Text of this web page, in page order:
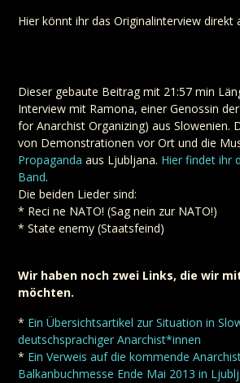
Hier könnt ihr das Originalinterview direkt
Dieser gebaute Beitrag mit 21:57 min
Interview mit Ramona, einer Genossin der
for Anarchist Organizing) aus Slowenien.
von Demonstrationen vor Ort und die
Propaganda aus Ljubljana. Hier findet ihr
Band.
Die beiden Lieder sind:
* Reci ne NATO! (Sag nein zur NATO!)
* State enemy (Staatsfeind)
Wir haben noch zwei Links, die wir
möchten.
* Ein Übersichtsartikel zur Situation in
deutschsprachiger Anarchist*innen
* Ein Verweis auf die kommende
Balkanbuchmesse Ende Mai 2013 in